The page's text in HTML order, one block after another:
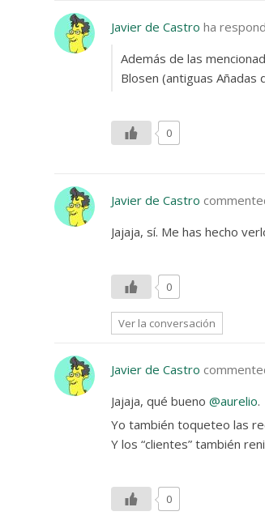
Javier de Castro ha
Además de las
Blosen (antiguas Añadas
0
Javier de Castro
Jajaja, sí. Me has hecho
0
Ver la conversación
Javier de Castro
Jajaja, qué bueno@aurelio.
Yo también toqueteo las
Y los “clientes” también
0